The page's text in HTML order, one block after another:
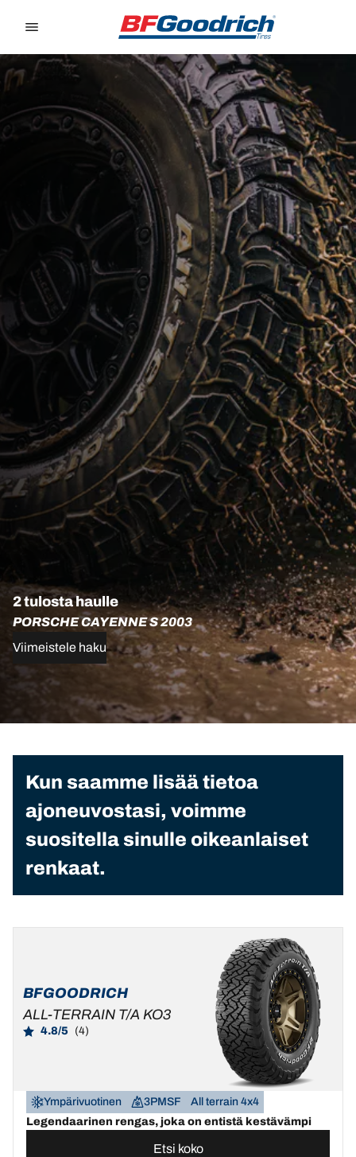
2 tulosta haulle
PORSCHE CAYENNE S 2003
Viimeistele haku
Kun saamme lisää tietoa
ajoneuvostasi, voimme
suositella sinulle oikeanlaiset
renkaat.
BFGOODRICH
ALL-TERRAIN T/A KO3
4.8/5 (4)
Ympärivuotinen 3PMSF
All terrain 4x4
Legendaarinen rengas, joka on entistä kestävämpi
Etsi koko